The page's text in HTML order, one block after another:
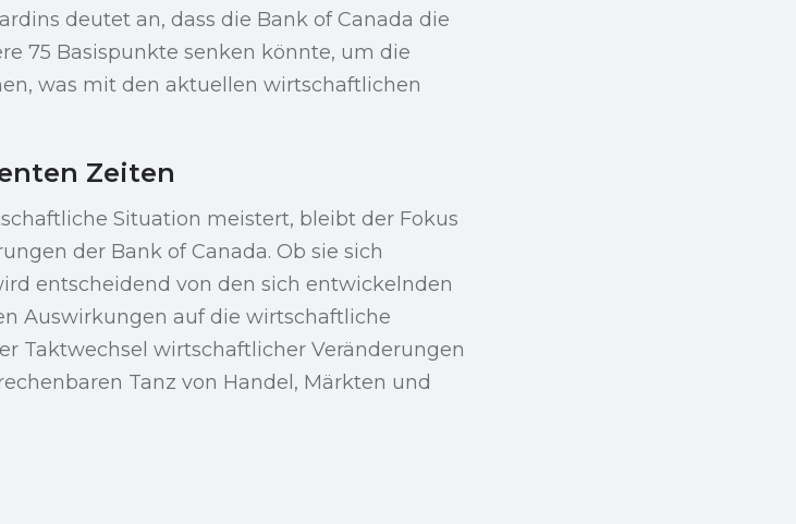
deutet an, dass die Bank of Canada die
75 Basispunkte senken könnte, um die
was mit den aktuellen wirtschaftlichen
Zeiten
Situation meistert, bleibt der Fokus
der Bank of Canada. Ob sie sich
entscheidend von den sich entwickelnden
Auswirkungen auf die wirtschaftliche
Taktwechsel wirtschaftlicher Veränderungen
Tanz von Handel, Märkten und